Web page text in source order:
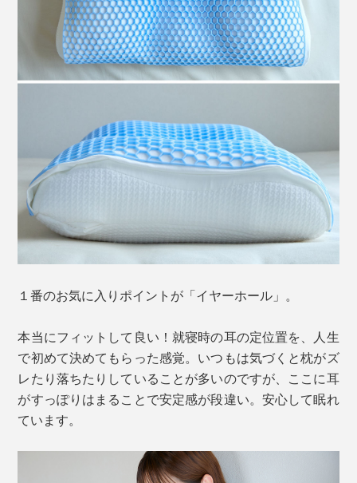
１番のお気に入りポイントが「イヤーホール」。
本当にフィットして良い！就寝時の耳の定位置を、人生
で初めて決めてもらった感覚。いつもは気づくと枕がズ
レたり落ちたりしていることが多いのですが、ここに耳
がすっぽりはまることで安定感が段違い。安心して眠れ
ています。